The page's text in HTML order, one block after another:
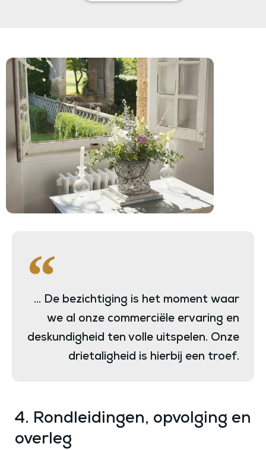
... De bezichtiging is het moment waar
we al onze commerciële ervaring en
deskundigheid ten volle uitspelen. Onze
drietaligheid is hierbij een troef.
4. Rondleidingen, opvolging en
overleg